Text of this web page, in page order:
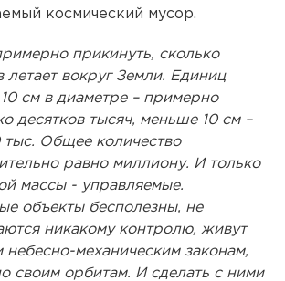
космический мусор.
прикинуть, сколько
летает вокруг Земли. Единиц
см в диаметре – примерно
десятков тысяч, меньше 10 см –
Общее количество
равно миллиону. И только
массы - управляемые.
объекты бесполезны, не
никакому контролю, живут
небесно-механическим законам,
своим орбитам. И сделать с ними